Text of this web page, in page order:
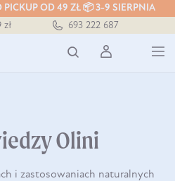
OD 49 ZŁ 📦 3-9 SIERPNIA
zł
693 222 687
Olini
i zastosowaniach naturalnych